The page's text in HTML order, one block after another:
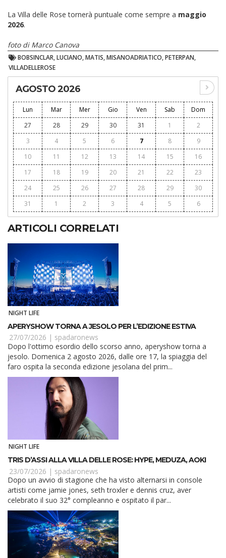
La Villa delle Rose tornerà puntuale come sempre a maggio
2026.
foto di Marco Canova
BOBSINCLAR, LUCIANO, MATIS, MISANOADRIATICO, PETERPAN,
VILLADELLEROSE
AGOSTO 2026
Lun Mar Mer Gio Ven Sab
Dom
27
28 29 30 31 1
2
3
4 5 6 7 8
9
10
11 12 13 14 15
16
17
18 19 20 21 22
23
24
25 26 27 28 29
30
31
1 2 3 4 5 6
ARTICOLI CORRELATI
NIGHT LIFE
APERYSHOW TORNA A JESOLO PER L’EDIZIONE ESTIVA
27/07/2026 | spadaronews
Dopo l'ottimo esordio dello scorso anno, aperyshow torna a
jesolo. Domenica 2 agosto 2026, dalle ore 17, la spiaggia del
faro ospita la seconda edizione jesolana del prim...
NIGHT LIFE
TRIS D’ASSI ALLA VILLA DELLE ROSE: HYPE, MEDUZA, AOKI
23/07/2026 | spadaronews
Dopo un avvio di stagione che ha visto alternarsi in console
artisti come jamie jones, seth troxler e dennis cruz, aver
celebrato il suo 32° compleanno e ospitato il par...